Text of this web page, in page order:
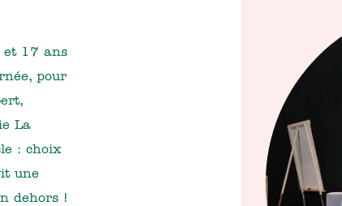
et 17 ans
pour
La
: choix
une
dehors !